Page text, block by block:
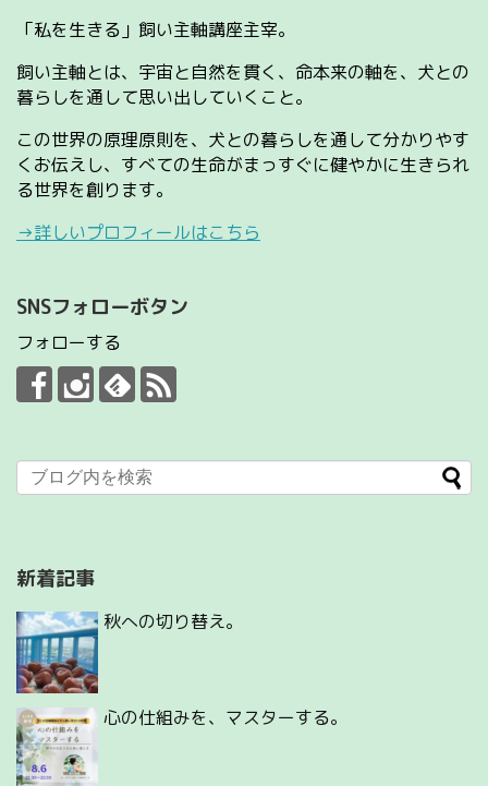
「私を生きる」飼い主軸講座主宰。
飼い主軸とは、宇宙と自然を貫く、命本来の軸を、犬との
暮らしを通して思い出していくこと。
この世界の原理原則を、犬との暮らしを通して分かりやす
くお伝えし、すべての生命がまっすぐに健やかに生きられ
る世界を創ります。
→詳しいプロフィールはこちら
SNSフォローボタン
フォローする
新着記事
秋への切り替え。
心の仕組みを、マスターする。